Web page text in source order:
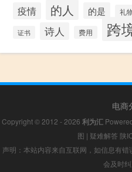
疫情 的人 的是 礼
证书 诗人 费用 跨
电商
Copyright © 2012 - 2026 利为汇
图 | 疑难解答 陕
声明：本站内容来自互联网，如信息有
会及时